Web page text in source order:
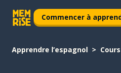
Commencer à
Apprendre l’espagnol